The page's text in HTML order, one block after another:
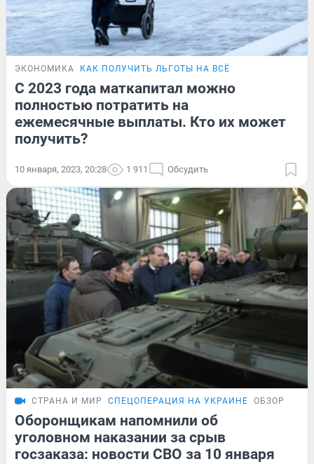
ЭКОНОМИКА КАК ПОЛУЧИТЬ ЛЬГОТЫ НА ВСЁ
С 2023 года маткапитал можно
полностью потратить на
ежемесячные выплаты. Кто их может
получить?
10 января, 2023, 20:28 1 911 Обсудить
СТРАНА И МИР СПЕЦОПЕРАЦИЯ НА УКРАИНЕ ОБЗОР
Оборонщикам напомнили об
уголовном наказании за срыв
госзаказа: новости СВО за 10 января